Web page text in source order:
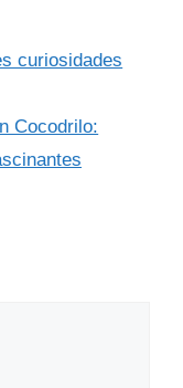
curiosidades
Cocodrilo: